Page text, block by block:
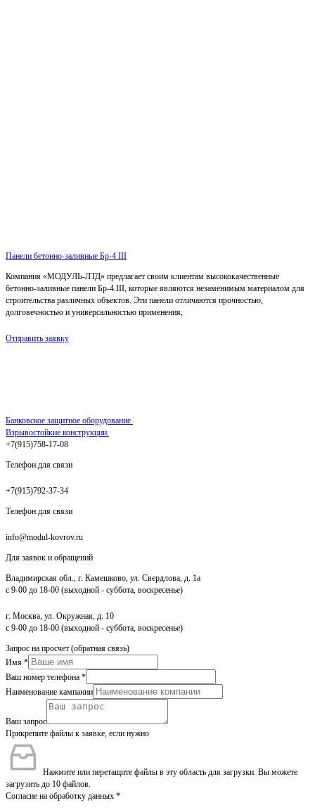
Панели бетонно-заливные Бр-4 III
Компания «МОДУЛЬ-ЛТД» предлагает своим клиентам высококачественные
бетонно-заливные панели Бр-4.III, которые являются незаменимым материалом для
строительства различных объектов. Эти панели отличаются прочностью,
долговечностью и универсальностью применения,
Отправить заявку
Банковское защитное оборудование.
Взрывостойкие конструкции.
+7(915)758-17-08
Телефон для связи
+7(915)792-37-34
Телефон для связи
info@modul-kovrov.ru
Для заявок и обращений
Владимирская обл., г. Камешково, ул. Свердлова, д. 1а
с 9-00 до 18-00 (выходной - суббота, воскресенье)
г. Москва, ул. Окружная, д. 10
с 9-00 до 18-00 (выходной - суббота, воскресенье)
Запрос на просчет (обратная связь)
Имя *
Ваш номер телефона *
Наименование кампании
Ваш запрос
Прикрепите файлы к заявке, если нужно
Нажмите или перетащите файлы в эту область для загрузки. Вы можете
загрузить до 10 файлов.
Согласие на обработку данных *